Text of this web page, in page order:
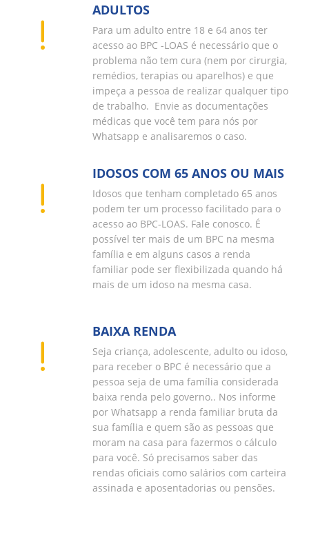
ADULTOS
Para um adulto entre 18 e 64 anos ter
acesso ao BPC -LOAS é necessário que o
problema não tem cura (nem por cirurgia,
remédios, terapias ou aparelhos) e que
impeça a pessoa de realizar qualquer tipo
de trabalho. Envie as documentações
médicas que você tem para nós por
Whatsapp e analisaremos o caso.
IDOSOS COM 65 ANOS OU MAIS
Idosos que tenham completado 65 anos
podem ter um processo facilitado para o
acesso ao BPC-LOAS. Fale conosco. É
possível ter mais de um BPC na mesma
família e em alguns casos a renda
familiar pode ser flexibilizada quando há
mais de um idoso na mesma casa.
BAIXA RENDA
Seja criança, adolescente, adulto ou idoso,
para receber o BPC é necessário que a
pessoa seja de uma família considerada
baixa renda pelo governo.. Nos informe
por Whatsapp a renda familiar bruta da
sua família e quem são as pessoas que
moram na casa para fazermos o cálculo
para você. Só precisamos saber das
rendas oficiais como salários com carteira
assinada e aposentadorias ou pensões.